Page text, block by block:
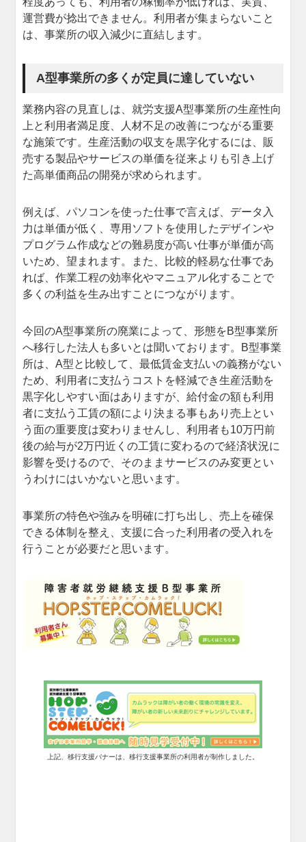
運営費が捻出できません。利用者が集まらないこと
は、事業所の収入減少に直結します。
A型事業所の多くが定員に達していない
業務内容の見直しは、就労支援A型事業所の生産性向
上と利用者満足度、人材不足の改善につながる重要
な施策です。生産活動の収支を黒字化するには、販
売する製品やサービスの単価を従来よりも引き上げ
た高単価商品の開発が求められます。
例えば、パソコンを使った仕事で言えば、データ入
力は単価が低く、専用ソフトを使用したデザインや
プログラム作成などの難易度が高い仕事が単価が高
いため、望まれます。また、比較的軽易な仕事であ
れば、作業工程の効率化やマニュアル化することで
多くの利益を生み出すことにつながります。
今回のA型事業所の廃業によって、形態をB型事業所
へ移行した法人も多いとは聞いております。B型事業
所は、A型と比較して、最低賃金支払いの義務がない
ため、利用者に支払うコストを軽減でき生産活動を
黒字化しやすい面はありますが、給付金の額も利用
者に支払う工賃の額により決まる事もあり売上とい
う面の重要度は変わりませんし、利用者も10万円前
後の給与が2万円近くの工賃に変わるので経済状況に
影響を受けるので、そのままサービスのみ変更とい
うわけにはいかないと思います。
事業所の特色や強みを明確に打ち出し、売上を確保
できる体制を整え、支援に合った利用者の受入れを
行うことが必要だと思います。
上記、移行支援バナーは、移行支援事業所の利用者が制作しました。